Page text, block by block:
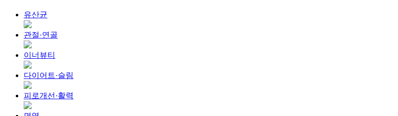
유산균
관절·연골
이너뷰티
다이어트·슬림
피로개선·활력